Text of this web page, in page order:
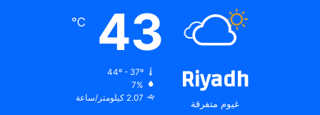
Riyadh
غيوم متفرقة
43
℃
44º - 37º
7%
2.07 كيلومتر/ساعة